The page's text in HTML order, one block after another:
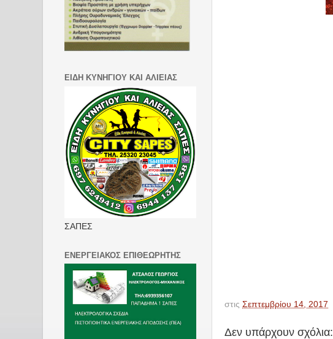
στις Σεπτεμβρίου 14, 2017
Δεν υπάρχουν σχόλια:
ΕΙΔΗ ΚΥΝΗΓΙΟΥ ΚΑΙ ΑΛΙΕΙΑΣ
ΣΑΠΕΣ
ΕΝΕΡΓΕΙΑΚΟΣ ΕΠΙΘΕΩΡΗΤΗΣ